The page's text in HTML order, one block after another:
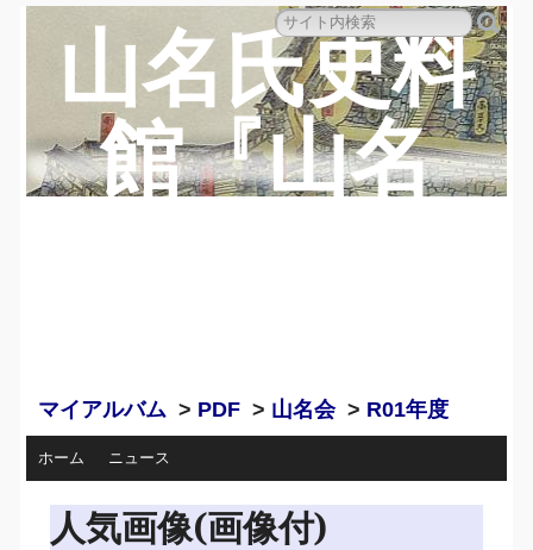
山名氏史料
館『山名
マイアルバム > PDF > 山名会> R01年度
ホーム ニュース
人気画像(画像付)